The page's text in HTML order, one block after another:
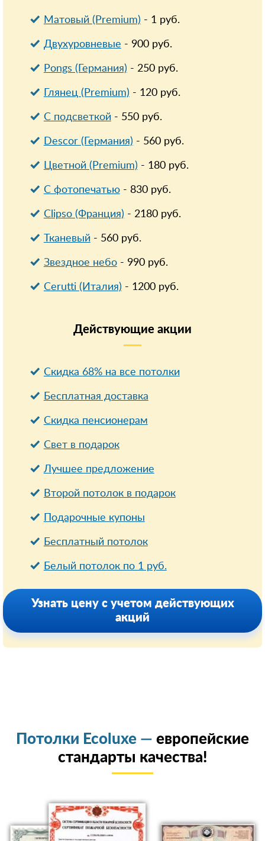
Матовый (Premium) - 1руб.
Двухуровневые - 900руб.
Pongs (Германия) - 250руб.
Глянец (Premium) - 120руб.
С подсветкой- 550руб.
Descor (Германия) - 560руб.
Цветной (Premium) - 180руб.
С фотопечатью- 830руб.
Clipso (Франция) - 2180руб.
Тканевый- 560руб.
Звездное небо- 990руб.
Cerutti (Италия) - 1200руб.
Действующие акции
Скидка 68% на все потолки
Бесплатная доставка
Cкидка пенсионерам
Свет в подарок
Лучшее предложение
Второй потолок в подарок
Подарочные купоны
Бесплатный потолок
Белый потолок по 1 руб.
Узнать цену с учетом действующих
акций
Потолки Ecoluxe — европейские
стандарты качества!